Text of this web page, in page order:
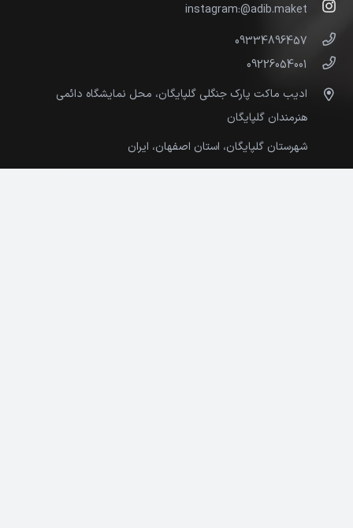
instagram:@adib.maket
09334896457
09226054001
ادیب ماکت پارک جنگلی گلپایگان، محل نمایشگاه دائمی
هنرمندان گلپایگان
شهرستان گلپایگان، استان اصفهان، ایران